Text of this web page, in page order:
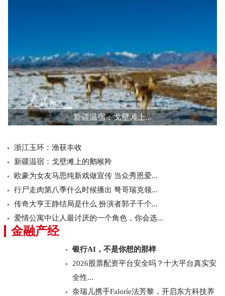
新疆温宿：戈壁滩上...
浙江玉环：渔获丰收
新疆温宿：戈壁滩上的鹅喉羚
欧豪为女友马思纯新戏做宣传 当众秀恩爱...
行尸走肉第八季什么时候播出 弩哥瑞克领...
传奇大亨王静结局是什么 扮演者郭子千个...
爱情公寓中让人最讨厌的一个角色，你会选...
金融产经
银行AI，不是你想的那样
2026股票配资平台安全吗？十大平台真实安
全性...
奈瑞儿携手Faloríe法芳黎，开启东方科技养